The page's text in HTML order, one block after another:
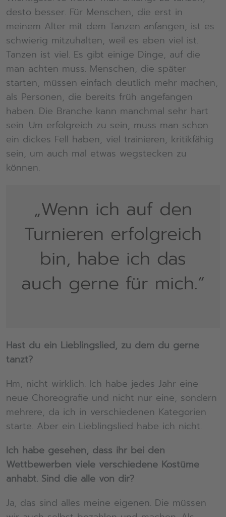
desto besser. Für Menschen, die erst in
meinem Alter mit dem Tanzen anfangen, ist es
schwierig mitzuhalten, weil es eben viel ist.
Tanzen ist viel. Es gibt einige Dinge, auf die
man achten muss. Menschen, die später
starten, müssen einfach deutlich mehr machen,
als Personen, die bereits früh angefangen
haben. Die Branche kann manchmal sehr hart
sein. Um erfolgreich zu sein, muss man schon
ein dickes Fell haben, viel trainieren, kritikfähig
sein, um auch mal etwas wegstecken zu
können.
„Wenn ich auf den
Turnieren erfolgreich
bin, habe ich das
auch gerne für mich.“
Hast du ein Lieblingslied, zu dem du gerne
tanzt?
Hm, nicht wirklich. Ich habe jedes Jahr eine
neue Choreografie und nicht nur eine, sondern
mehrere, da ich in verschiedenen Kategorien
starte. Aber ein Lieblingslied habe ich nicht.
Ich habe gesehen, dass ihr bei den
Wettbewerben viele verschiedene Kostüme
anhabt. Sind die alle von dir?
Ja, das sind alles meine eigenen. Die müssen